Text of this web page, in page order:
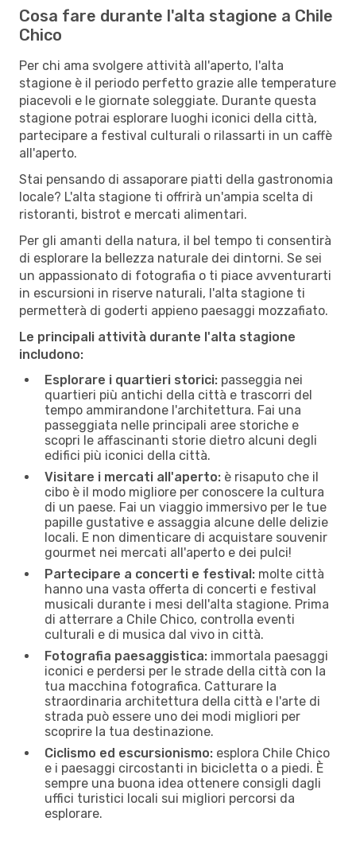
Cosa fare durante l'alta stagione a Chile
Chico
Per chi ama svolgere attività all'aperto, l'alta
stagione è il periodo perfetto grazie alle temperature
piacevoli e le giornate soleggiate. Durante questa
stagione potrai esplorare luoghi iconici della città,
partecipare a festival culturali o rilassarti in un caffè
all'aperto.
Stai pensando di assaporare piatti della gastronomia
locale? L'alta stagione ti offrirà un'ampia scelta di
ristoranti, bistrot e mercati alimentari.
Per gli amanti della natura, il bel tempo ti consentirà
di esplorare la bellezza naturale dei dintorni. Se sei
un appassionato di fotografia o ti piace avventurarti
in escursioni in riserve naturali, l'alta stagione ti
permetterà di goderti appieno paesaggi mozzafiato.
Le principali attività durante l'alta stagione
includono:
Esplorare i quartieri storici: passeggia nei
quartieri più antichi della città e trascorri del
tempo ammirandone l'architettura. Fai una
passeggiata nelle principali aree storiche e
scopri le affascinanti storie dietro alcuni degli
edifici più iconici della città.
Visitare i mercati all'aperto: è risaputo che il
cibo è il modo migliore per conoscere la cultura
di un paese. Fai un viaggio immersivo per le tue
papille gustative e assaggia alcune delle delizie
locali. E non dimenticare di acquistare souvenir
gourmet nei mercati all'aperto e dei pulci!
Partecipare a concerti e festival: molte città
hanno una vasta offerta di concerti e festival
musicali durante i mesi dell'alta stagione. Prima
di atterrare a Chile Chico, controlla eventi
culturali e di musica dal vivo in città.
Fotografia paesaggistica: immortala paesaggi
iconici e perdersi per le strade della città con la
tua macchina fotografica. Catturare la
straordinaria architettura della città e l'arte di
strada può essere uno dei modi migliori per
scoprire la tua destinazione.
Ciclismo ed escursionismo: esplora Chile Chico
e i paesaggi circostanti in bicicletta o a piedi. È
sempre una buona idea ottenere consigli dagli
uffici turistici locali sui migliori percorsi da
esplorare.